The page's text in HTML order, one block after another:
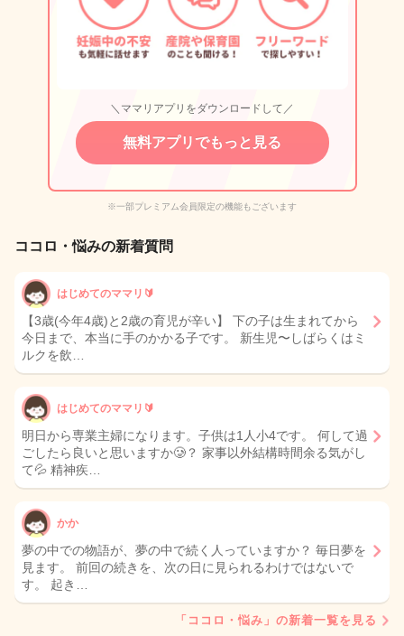
＼ママリアプリをダウンロードして／
無料アプリでもっと見る
※一部プレミアム会員限定の機能もございます
ココロ・悩みの新着質問
はじめてのママリ🔰
【3歳(今年4歳)と2歳の育児が辛い】 下の子は生まれてから
今日まで、本当に手のかかる子です。 新生児〜しばらくはミ
ルクを飲…
はじめてのママリ🔰
明日から専業主婦になります。子供は1人小4です。 何して過
ごしたら良いと思いますか🥲？ 家事以外結構時間余る気がし
て💦 精神疾…
かか
夢の中での物語が、夢の中で続く人っていますか？ 毎日夢を
見ます。 前回の続きを、次の日に見られるわけではないで
す。 起き…
「ココロ・悩み」の新着一覧を見る